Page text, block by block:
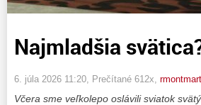
Najmladšia
6. júla 2026 11:20 , Prečítané 612x,
Včera sme veľkolepo oslávili sviatok